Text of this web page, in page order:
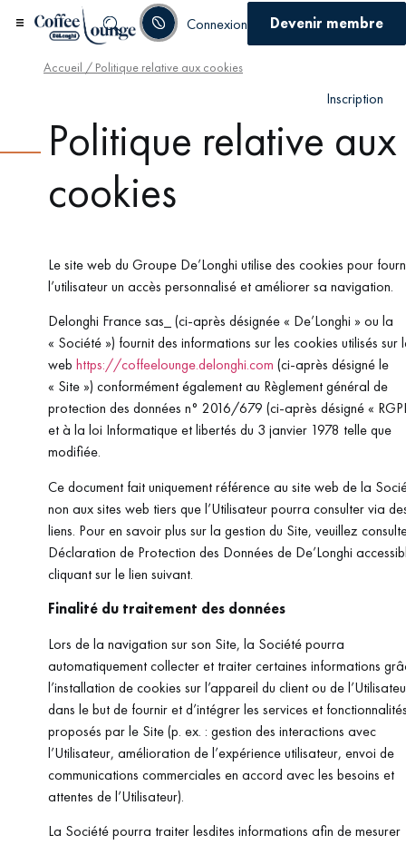
Connexion Devenir membre
Inscription
Accueil / Politique relative aux cookies
Politique relative aux
cookies
Le site web du Groupe De’Longhi utilise des cookies pour
l’utilisateur un accès personnalisé et améliorer sa navigation.
Delonghi France sas_ (ci-après désignée « De’Longhi » ou la
« Société ») fournit des informations sur les cookies utilisés sur
web https://coffeelounge.delonghi.com (ci-après désigné le
« Site ») conformément également au Règlement général de
protection des données n° 2016/679 (ci-après désigné «
et à la loi Informatique et libertés du 3 janvier 1978 telle que
modifiée.
Ce document fait uniquement référence au site web de la
non aux sites web tiers que l’Utilisateur pourra consulter via
liens. Pour en savoir plus sur la gestion du Site, veuillez
Déclaration de Protection des Données de De’Longhi
cliquant sur le lien suivant.
Finalité du traitement des données
Lors de la navigation sur son Site, la Société pourra
automatiquement collecter et traiter certaines informations
l’installation de cookies sur l’appareil du client ou de
dans le but de fournir et d’intégrer les services et
proposés par le Site (p. ex. : gestion des interactions avec
l’Utilisateur, amélioration de l’expérience utilisateur, envoi de
communications commerciales en accord avec les besoins et
attentes de l’Utilisateur).
La Société pourra traiter lesdites informations afin de mesurer